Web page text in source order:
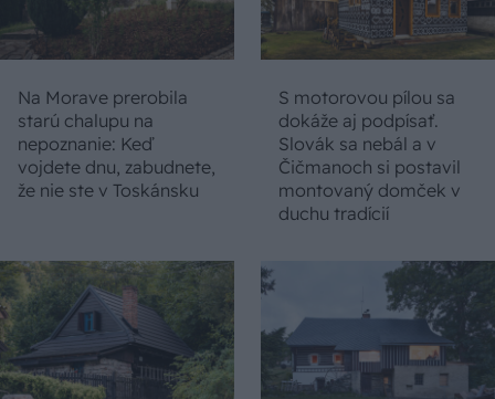
Na Morave prerobila
starú chalupu na
nepoznanie: Keď
vojdete dnu, zabudnete,
že nie ste v Toskánsku
S motorovou pílou sa
dokáže aj podpísať.
Slovák sa nebál a v
Čičmanoch si postavil
montovaný domček v
duchu tradícií